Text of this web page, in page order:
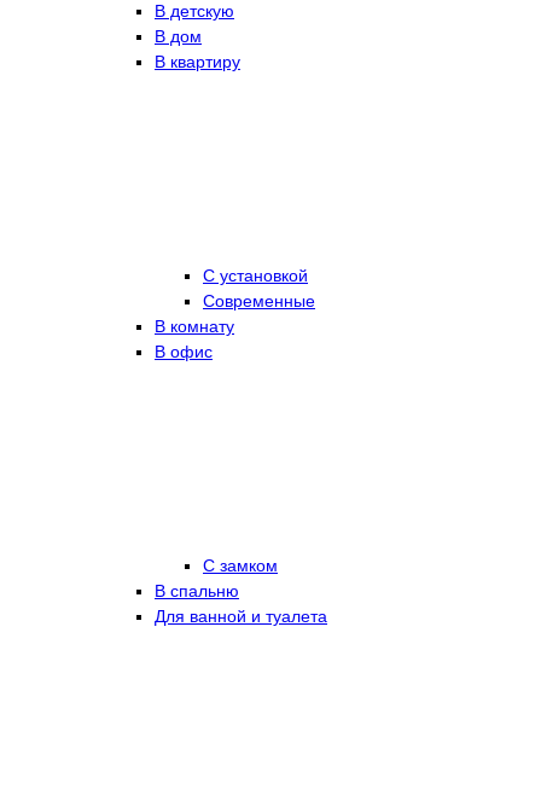
В детскую
В дом
В квартиру
С установкой
Современные
В комнату
В офис
С замком
В спальню
Для ванной и туалета